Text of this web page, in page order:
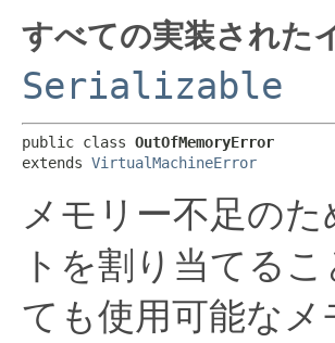
すべての実装された
Serializable
public class OutOfMemoryError
extends VirtualMachineError
メモリー不足の
トを割り当てる
ても使用可能な